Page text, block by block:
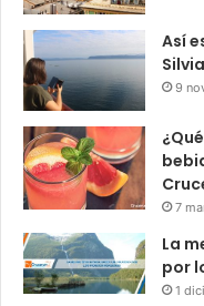
Así
9
7
La
por
1